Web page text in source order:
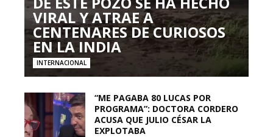
VIRAL Y ATRAE A
CENTENARES DE CURIOSOS
EN LA INDIA
INTERNACIONAL
“ME PAGABA 80 LUCAS POR
PROGRAMA”: DOCTORA CORDERO
ACUSA QUE JULIO CÉSAR LA
EXPLOTABA